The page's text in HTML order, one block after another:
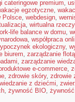
cateringowe premium,
egzotyczne,
Polsce, webdesign,
, wirtualna
life balance w domu,
, współpraca
ekologiczny,
biurem, zarządzanie flotą
, zarządzanie
e-commerce,
, zdrowie skóry, zdrowie
z dziećmi,
, żywność BIO,